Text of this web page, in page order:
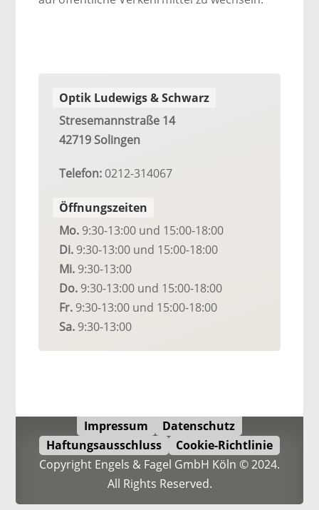
Optik Ludewigs & Schwarz
Stresemannstraße 14
42719 Solingen
Telefon: 0212-314067
Öffnungszeiten
Mo. 9:30-13:00 und 15:00-18:00
Di. 9:30-13:00 und 15:00-18:00
Mi. 9:30-13:00
Do. 9:30-13:00 und 15:00-18:00
Fr. 9:30-13:00 und 15:00-18:00
Sa. 9:30-13:00
Impressum
Datenschutz
Haftungsausschluss
Cookie-Richtlinie
Copyright Engels & Fagel GmbH Köln © 2024.
All Rights Reserved.